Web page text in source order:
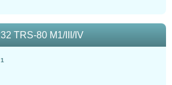
TRS-80 M1/III/IV